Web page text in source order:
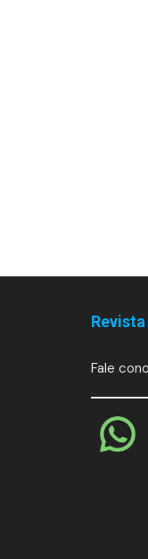
Fale